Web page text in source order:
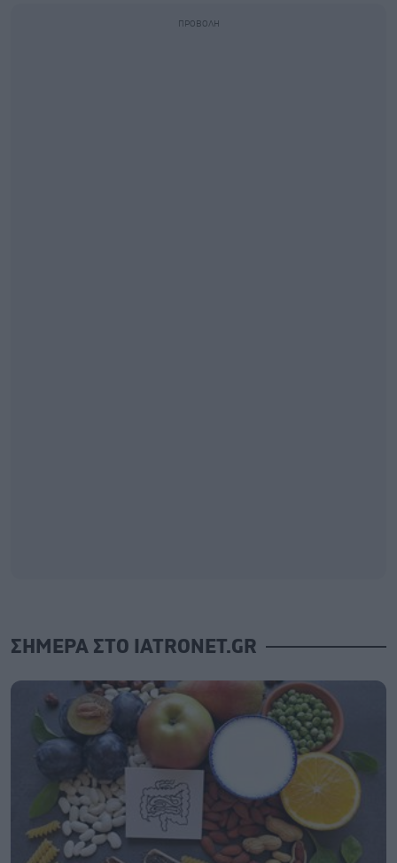
ΣΗΜΕΡΑ ΣΤΟ IATRONET.GR